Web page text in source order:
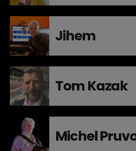
Jihem
Tom Kazak
Michel